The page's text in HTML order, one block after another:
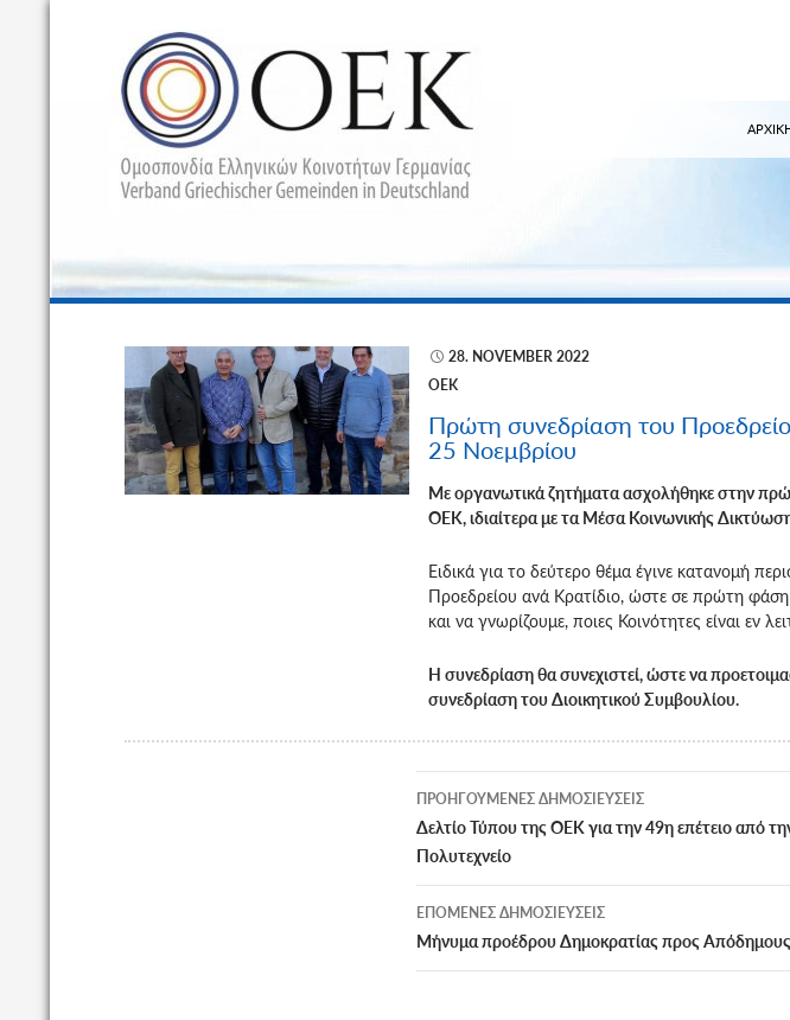
28. NOVEMBER 2022
ΟΕΚ
Πρώτη συνεδρίαση του
25 Νοεμβρίου
Με οργανωτικά ζητήματα ασχολήθηκε στην
ΟΕΚ, ιδιαίτερα με τα Μέσα Κοινωνικής
Ειδικά για το δεύτερο θέμα έγινε κατανομή
Προεδρείου ανά Κρατίδιο, ώστε σε πρώτη φάση
και να γνωρίζουμε, ποιες Κοινότητες είναι εν
Η συνεδρίαση θα συνεχιστεί, ώστε να
συνεδρίαση του Διοικητικού Συμβουλίου.
Πλοήγηση
άρθρων
ΠΡΟΗΓΟΎΜΕΝΕΣ ΔΗΜΟΣΙΕΎΣΕΙΣ
Δελτίο Τύπου της ΟΕΚ για την 49η επέτειο από
Πολυτεχνείο
ΕΠΌΜΕΝΕΣ ΔΗΜΟΣΙΕΎΣΕΙΣ
Μήνυμα προέδρου Δημοκρατίας προς